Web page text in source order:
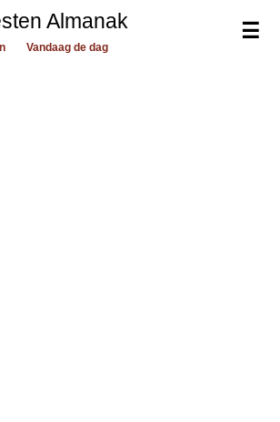
☰
Almanak
Vandaag de dag